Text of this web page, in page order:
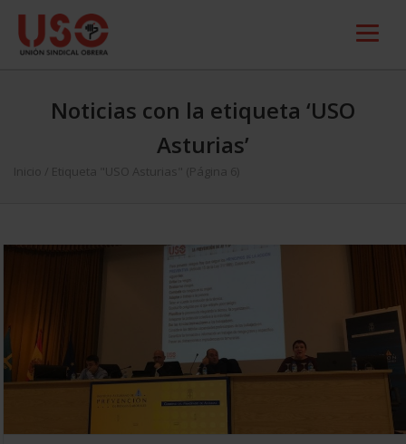
Noticias con la etiqueta ‘USO
Asturias’
Inicio Etiqueta "USO Asturias" (Página 6)